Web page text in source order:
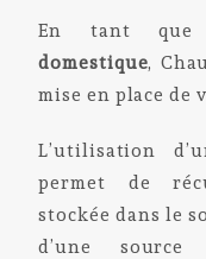
En tant
domestique,
mise en place de
L’utilisation
permet de
stockée dans le
d’une source